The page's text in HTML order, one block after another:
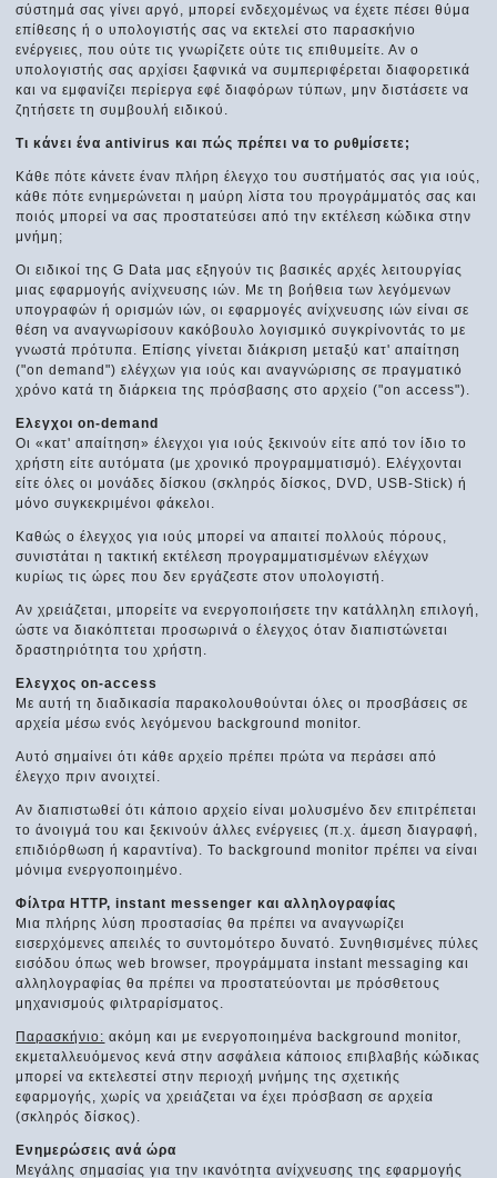
σύστημά σας γίνει αργό, μπορεί ενδεχομένως να έχετε πέσει θύμα
επίθεσης ή ο υπολογιστής σας να εκτελεί στο παρασκήνιο
ενέργειες, που ούτε τις γνωρίζετε ούτε τις επιθυμείτε. Αν ο
υπολογιστής σας αρχίσει ξαφνικά να συμπεριφέρεται διαφορετικά
και να εμφανίζει περίεργα εφέ διαφόρων τύπων, μην διστάσετε να
ζητήσετε τη συμβουλή ειδικού.
Τι κάνει ένα antivirus και πώς πρέπει να το ρυθμίσετε;
Κάθε πότε κάνετε έναν πλήρη έλεγχο του συστήματός σας για ιούς,
κάθε πότε ενημερώνεται η μαύρη λίστα του προγράμματός σας και
ποιός μπορεί να σας προστατεύσει από την εκτέλεση κώδικα στην
μνήμη;
Οι ειδικοί της G Data μας εξηγούν τις βασικές αρχές λειτουργίας
μιας εφαρμογής ανίχνευσης ιών. Με τη βοήθεια των λεγόμενων
υπογραφών ή ορισμών ιών, οι εφαρμογές ανίχνευσης ιών είναι σε
θέση να αναγνωρίσουν κακόβουλο λογισμικό συγκρίνοντάς το με
γνωστά πρότυπα. Επίσης γίνεται διάκριση μεταξύ κατ' απαίτηση
("on demand") ελέγχων για ιούς και αναγνώρισης σε πραγματικό
χρόνο κατά τη διάρκεια της πρόσβασης στο αρχείο ("on access").
Eλεγχοι on-demand
Οι «κατ' απαίτηση» έλεγχοι για ιούς ξεκινούν είτε από τον ίδιο το
χρήστη είτε αυτόματα (με χρονικό προγραμματισμό). Ελέγχονται
είτε όλες οι μονάδες δίσκου (σκληρός δίσκος, DVD, USB-Stick) ή
μόνο συγκεκριμένοι φάκελοι.
Καθώς ο έλεγχος για ιούς μπορεί να απαιτεί πολλούς πόρους,
συνιστάται η τακτική εκτέλεση προγραμματισμένων ελέγχων
κυρίως τις ώρες που δεν εργάζεστε στον υπολογιστή.
Αν χρειάζεται, μπορείτε να ενεργοποιήσετε την κατάλληλη επιλογή,
ώστε να διακόπτεται προσωρινά ο έλεγχος όταν διαπιστώνεται
δραστηριότητα του χρήστη.
Eλεγχος on-access
Με αυτή τη διαδικασία παρακολουθούνται όλες οι προσβάσεις σε
αρχεία μέσω ενός λεγόμενου background monitor.
Αυτό σημαίνει ότι κάθε αρχείο πρέπει πρώτα να περάσει από
έλεγχο πριν ανοιχτεί.
Αν διαπιστωθεί ότι κάποιο αρχείο είναι μολυσμένο δεν επιτρέπεται
το άνοιγμά του και ξεκινούν άλλες ενέργειες (π.χ. άμεση διαγραφή,
επιδιόρθωση ή καραντίνα). Το background monitor πρέπει να είναι
μόνιμα ενεργοποιημένο.
Φίλτρα HTTP, instant messenger και αλληλογραφίας
Μια πλήρης λύση προστασίας θα πρέπει να αναγνωρίζει
εισερχόμενες απειλές το συντομότερο δυνατό. Συνηθισμένες πύλες
εισόδου όπως web browser, προγράμματα instant messaging και
αλληλογραφίας θα πρέπει να προστατεύονται με πρόσθετους
μηχανισμούς φιλτραρίσματος.
Παρασκήνιο: ακόμη και με ενεργοποιημένα background monitor,
εκμεταλλευόμενος κενά στην ασφάλεια κάποιος επιβλαβής κώδικας
μπορεί να εκτελεστεί στην περιοχή μνήμης της σχετικής
εφαρμογής, χωρίς να χρειάζεται να έχει πρόσβαση σε αρχεία
(σκληρός δίσκος).
Ενημερώσεις ανά ώρα
Μεγάλης σημασίας για την ικανότητα ανίχνευσης της εφαρμογής